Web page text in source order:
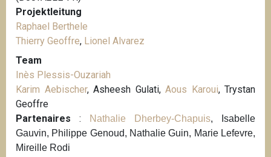
Projektleitung
Raphael Berthele
Thierry Geoffre, Lionel Alvarez
Team
Inès Plessis-Ouzariah
Karim Aebischer, Asheesh Gulati, Aous Karoui, Trystan
Geoffre
Partenaires : Nathalie Dherbey-Chapuis, Isabelle
Gauvin, Philippe Genoud, Nathalie Guin, Marie Lefevre,
Mireille Rodi